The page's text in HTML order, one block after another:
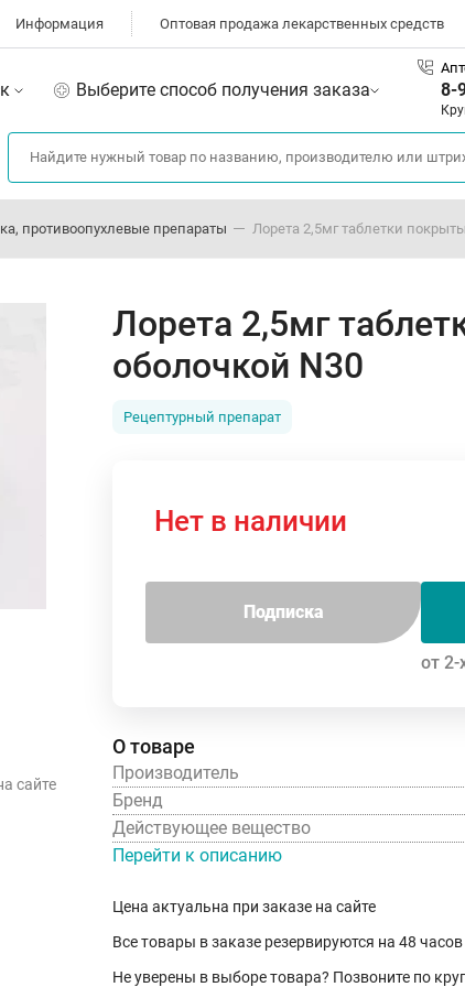
Информация Оптовая продажа лекарственных средств
Выберите способ получения заказа 8-
противоопухлевые препараты Лорета 2,5мг таблетки
сайте
Лорета 2,5мг
оболочкой N30
Рецептурный препарат
Нет в наличии
Подписка
от 2-
О товаре
Производитель
Бренд
Действующее вещество
Перейти к описанию
Цена актуальна при заказе на сайте
Все товары в заказе резервируются на 48 часов
Не уверены в выборе товара? Позвоните по